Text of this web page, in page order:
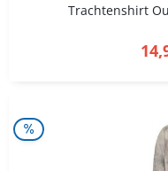
Trachtenshirt